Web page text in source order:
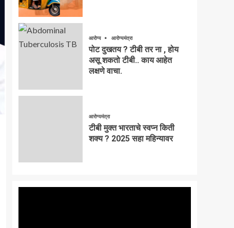
आरोग्य आरोग्यमंत्रा
पोट दुखतय ? टीबी तर ना , होय
असू शकतो टीबी.. काय आहेत
लक्षणे वाचा.
आरोग्यमंत्रा
टीबी मुक्त भारताचे स्वप्न किती
शक्य ? 2025 सहा महिन्यावर